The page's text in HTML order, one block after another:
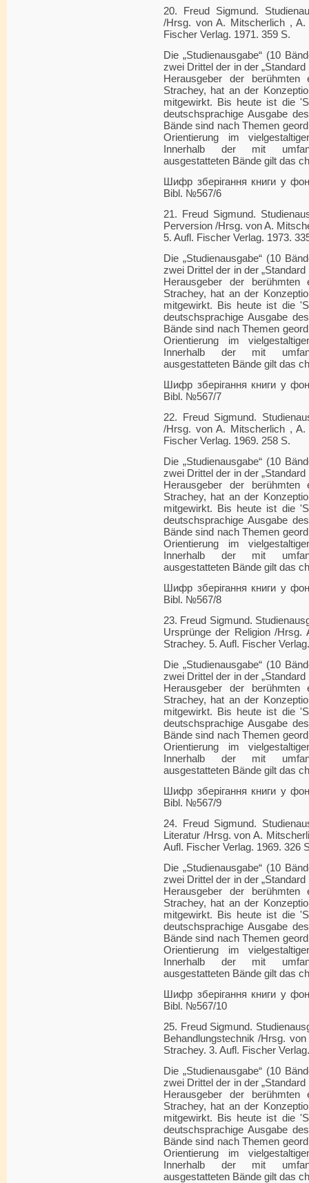
20. Freud Sigmund.
/Hrsg. von A. Mitscherlich ,
Fischer Verlag. 1971. 359 S.
Die „Studienausgabe“ (10
zwei Drittel der in der
Herausgeber der berühmten
Strachey, hat an der
mitgewirkt. Bis heute ist die
deutschsprachige Ausgabe
Bände sind nach Themen
Orientierung im
Innerhalb der mit
ausgestatteten Bände gilt das
Шифр зберігання книги у
Bibl. №567/6
21. Freud Sigmund.
Perversion /Hrsg. von A.
5. Aufl. Fischer Verlag. 1973.
Die „Studienausgabe“ (10
zwei Drittel der in der
Herausgeber der berühmten
Strachey, hat an der
mitgewirkt. Bis heute ist die
deutschsprachige Ausgabe
Bände sind nach Themen
Orientierung im
Innerhalb der mit
ausgestatteten Bände gilt das
Шифр зберігання книги у
Bibl. №567/7
22. Freud Sigmund.
/Hrsg. von A. Mitscherlich ,
Fischer Verlag. 1969. 258 S.
Die „Studienausgabe“ (10
zwei Drittel der in der
Herausgeber der berühmten
Strachey, hat an der
mitgewirkt. Bis heute ist die
deutschsprachige Ausgabe
Bände sind nach Themen
Orientierung im
Innerhalb der mit
ausgestatteten Bände gilt das
Шифр зберігання книги у
Bibl. №567/8
23. Freud Sigmund.
Ursprünge der Religion /
Strachey. 5. Aufl. Fischer
Die „Studienausgabe“ (10
zwei Drittel der in der
Herausgeber der berühmten
Strachey, hat an der
mitgewirkt. Bis heute ist die
deutschsprachige Ausgabe
Bände sind nach Themen
Orientierung im
Innerhalb der mit
ausgestatteten Bände gilt das
Шифр зберігання книги у
Bibl. №567/9
24. Freud Sigmund.
Literatur /Hrsg. von A.
Aufl. Fischer Verlag. 1969. 326
Die „Studienausgabe“ (10
zwei Drittel der in der
Herausgeber der berühmten
Strachey, hat an der
mitgewirkt. Bis heute ist die
deutschsprachige Ausgabe
Bände sind nach Themen
Orientierung im
Innerhalb der mit
ausgestatteten Bände gilt das
Шифр зберігання книги у
Bibl. №567/10
25. Freud Sigmund.
Behandlungstechnik /Hrsg.
Strachey. 3. Aufl. Fischer
Die „Studienausgabe“ (10
zwei Drittel der in der
Herausgeber der berühmten
Strachey, hat an der
mitgewirkt. Bis heute ist die
deutschsprachige Ausgabe
Bände sind nach Themen
Orientierung im
Innerhalb der mit
ausgestatteten Bände gilt das